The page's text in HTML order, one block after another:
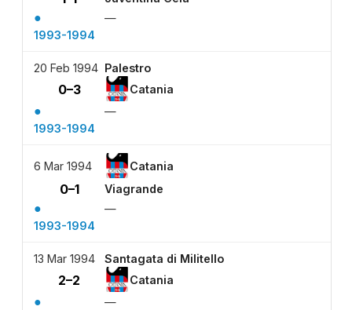
●
—
1993-1994
20 Feb 1994 Palestro
0–3 Catania
●
—
1993-1994
6 Mar 1994 Catania
0–1 Viagrande
●
—
1993-1994
13 Mar 1994 Santagata di Militello
2–2 Catania
●
—